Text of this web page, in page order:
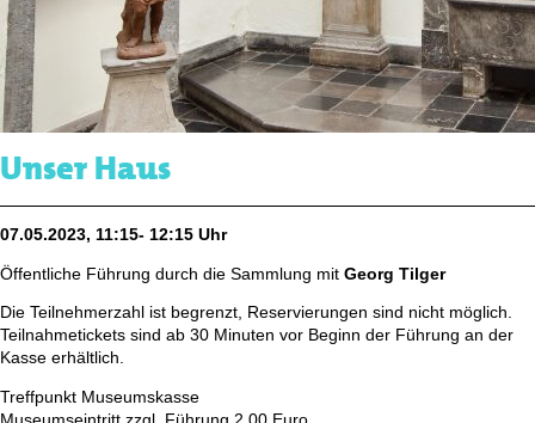
Unser Haus
07.05.2023, 11:15- 12:15 Uhr
Öffentliche Führung durch die Sammlung mit Georg Tilger
Die Teilnehmerzahl ist begrenzt, Reservierungen sind nicht möglich.
Teilnahmetickets sind ab 30 Minuten vor Beginn der Führung an der
Kasse erhältlich.
Treffpunkt Museumskasse